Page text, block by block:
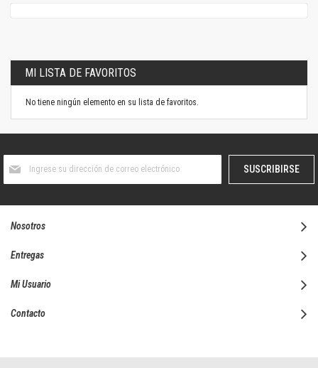
MI LISTA DE FAVORITOS
No tiene ningún elemento en su lista de favoritos.
boletín
SUSCRIBIRSE
Nosotros
Entregas
Mi Usuario
Contacto